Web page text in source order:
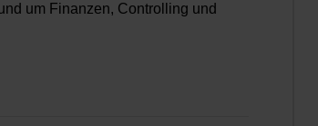
um Finanzen, Controlling und